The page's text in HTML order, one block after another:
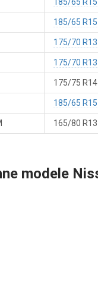
185/65 R15
175/70 R13
175/70 R13
175/75 R14
185/65 R15
165/80 R13
modele